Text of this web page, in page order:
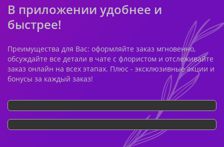
В приложении удобнее и
быстрее!
Преимущества для Вас: оформляйте заказ мгновенно,
обсуждайте все детали в чате с флористом и отслеживайте
заказ онлайн на всех этапах. Плюс - эксклюзивные акции и
бонусы за каждый заказ!